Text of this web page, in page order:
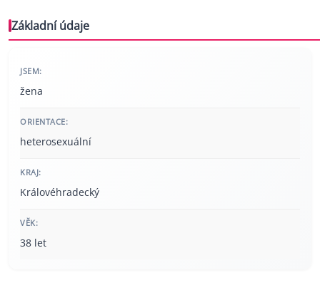
Základní údaje
JSEM:
žena
ORIENTACE:
heterosexuální
KRAJ:
Královéhradecký
VĚK:
38 let